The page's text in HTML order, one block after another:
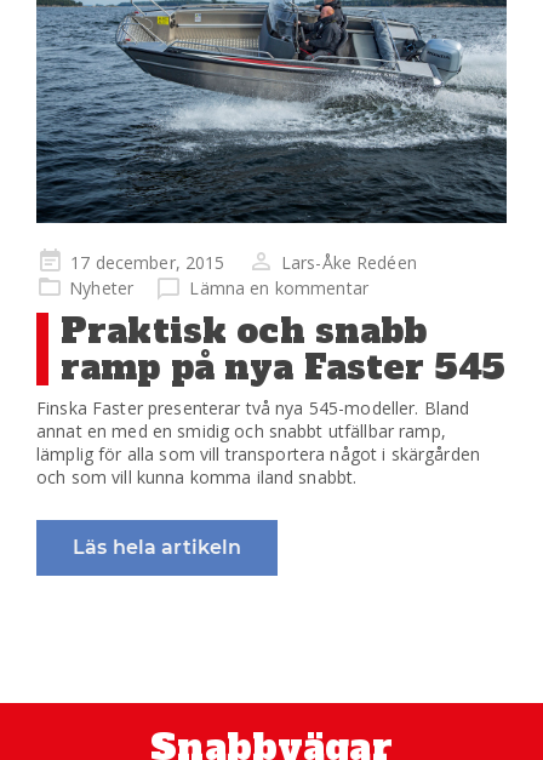
Publicerad
på
17 december, 2015
Lars-Åke Redéen
Nyheter
Lämna en kommentar
Praktisk och snabb
ramp på nya Faster 545
Finska Faster presenterar två nya 545-modeller. Bland
annat en med en smidig och snabbt utfällbar ramp,
lämplig för alla som vill transportera något i skärgården
och som vill kunna komma iland snabbt.
Läs hela artikeln
Snabbvägar